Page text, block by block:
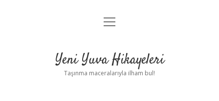
Anasayfa
Yasal Uyarı
menüyü
Yeni Yuva Hikayeleri
Taşınma maceralarıyla ilham bul!